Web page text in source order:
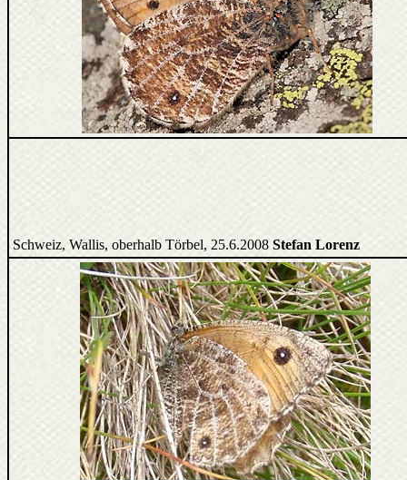
Schweiz, Wallis, oberhalb Törbel, 25.6.2008 Stefan Lorenz